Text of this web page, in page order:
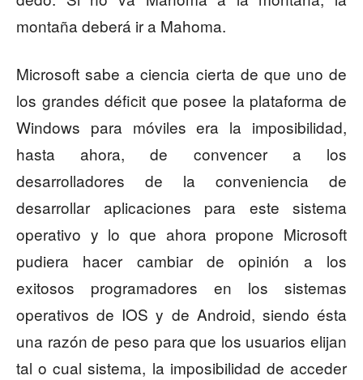
montaña deberá ir a Mahoma.
Microsoft sabe a ciencia cierta de que uno de
los grandes déficit que posee la plataforma de
Windows para móviles era la imposibilidad,
hasta ahora, de convencer a los
desarrolladores de la conveniencia de
desarrollar aplicaciones para este sistema
operativo y lo que ahora propone Microsoft
pudiera hacer cambiar de opinión a los
exitosos programadores en los sistemas
operativos de IOS y de Android, siendo ésta
una razón de peso para que los usuarios elijan
tal o cual sistema, la imposibilidad de acceder